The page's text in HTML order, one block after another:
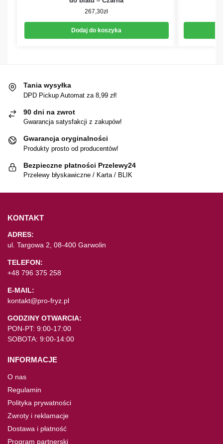
267,30zł
Dodaj do koszyka
Tania wysyłka
DPD Pickup Automat za 8,99 zł!
90 dni na zwrot
Gwarancja satysfakcji z zakupów!
Gwarancja oryginalności
Produkty prosto od producentów!
Bezpieczne płatności Przelewy24
Przelewy błyskawiczne / Karta / BLIK
KONTAKT
ADRES:
ul. Targowa 2, 08-400 Garwolin
TELEFON:
+48 796 375 258
E-MAIL:
kontakt@pro-fryz.pl
GODZINY OTWARCIA:
PON-PT: 9:00-17:00
SOBOTA: 9:00-14:00
INFORMACJE
O nas
Regulamin
Polityka prywatności
Zwroty i reklamacje
Dostawa i płatność
Program partnerski